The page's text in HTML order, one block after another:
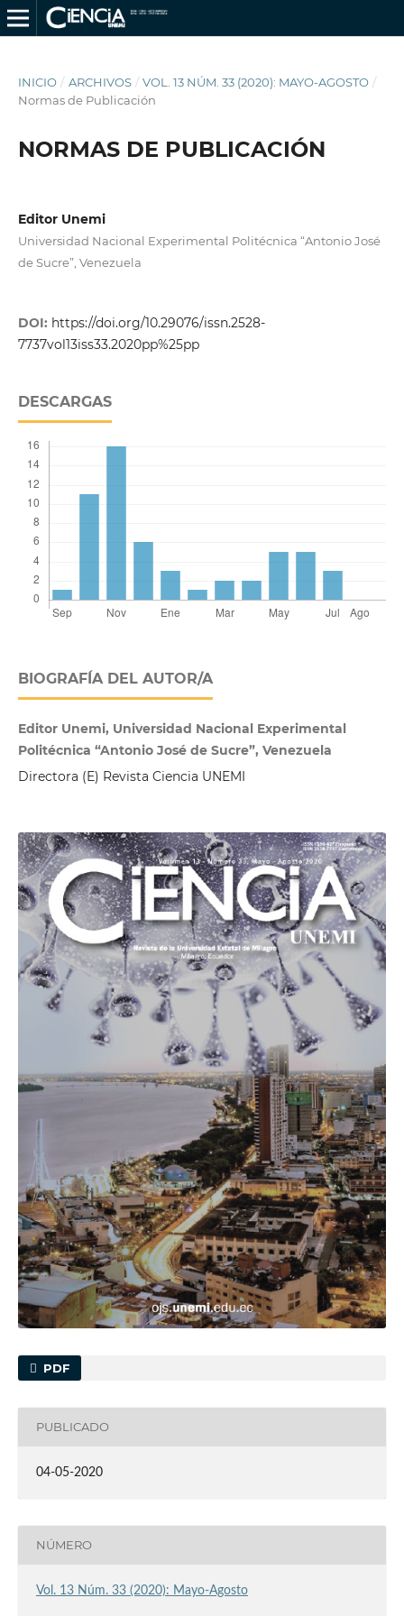
INICIO / ARCHIVOS / VOL. 13 NÚM. 33 (2020): MAYO-AGOSTO /
Normas de Publicación
NORMAS DE PUBLICACIÓN
Editor Unemi
Universidad Nacional Experimental Politécnica “Antonio José
de Sucre”, Venezuela
DOI: https://doi.org/10.29076/issn.2528-
7737vol13iss33.2020pp%25pp
DESCARGAS
BIOGRAFÍA DEL AUTOR/A
Editor Unemi, Universidad Nacional Experimental
Politécnica “Antonio José de Sucre”, Venezuela
Directora (E) Revista Ciencia UNEMI
PDF
PUBLICADO
04-05-2020
NÚMERO
Vol. 13 Núm. 33 (2020): Mayo-Agosto